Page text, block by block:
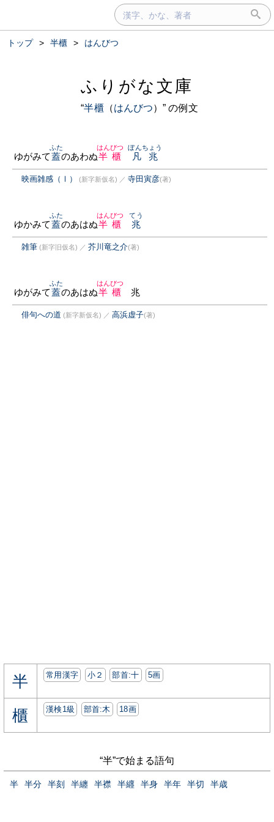
トップ > 半櫃 > はんびつ
ふりがな文庫
“半櫃（はんびつ）” の例文
ゆがみて蓋
ふた
のあわぬ半櫃
はんびつ
凡兆
ぼんちょう
映画雑感（Ⅰ） (新字新仮名) ／ 寺田寅彦(著)
ゆかみて蓋
ふた
のあはぬ半櫃
はんびつ
兆
てう
雑筆 (新字旧仮名) ／ 芥川竜之介(著)
ゆがみて蓋
ふた
のあはぬ半櫃
はんびつ
兆
俳句への道 (新字新仮名) ／ 高浜虚子(著)
半 常用漢字 小２ 部首:⼗ 5画
櫃 漢検1級 部首:⽊ 18画
“半”で始まる語句
半 半分 半刻 半纏 半襟 半纒 半身 半年 半切 半歳